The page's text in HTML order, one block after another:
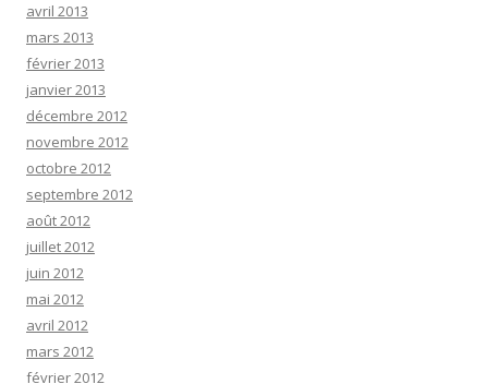
avril 2013
mars 2013
février 2013
janvier 2013
décembre 2012
novembre 2012
octobre 2012
septembre 2012
août 2012
juillet 2012
juin 2012
mai 2012
avril 2012
mars 2012
février 2012